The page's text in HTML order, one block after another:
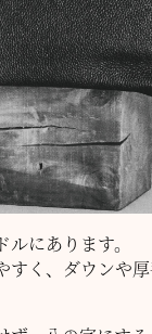
にあります。
く、ダウンや